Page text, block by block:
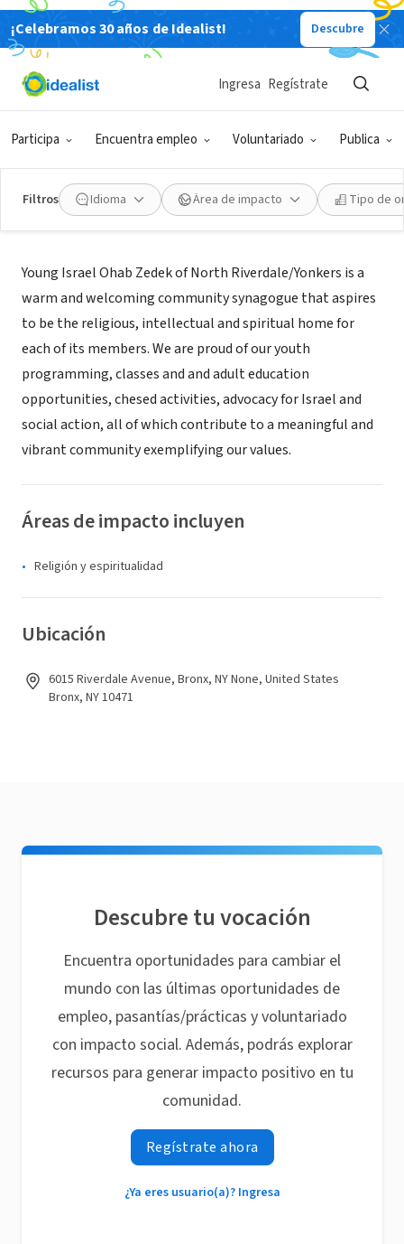
¡Celebramos 30 años de Idealist! Descubre
Participa Encuentra empleo Voluntariado Publica
Ingresa Regístrate
Filtros Idioma Área de impacto Tipo de
ORGANIZACIÓN SIN FIN DE LUCRO
Young Israel Ohab Zedek
Acerca de
Young Israel Ohab Zedek of North Riverdale/Yonkers is a
warm and welcoming community synagogue that aspires
to be the religious, intellectual and spiritual home for
each of its members. We are proud of our youth
programming, classes and and adult education
opportunities, chesed activities, advocacy for Israel and
social action, all of which contribute to a meaningful and
vibrant community exemplifying our values.
Áreas de impacto incluyen
Religión y espiritualidad
Ubicación
6015 Riverdale Avenue, Bronx, NY None, United States
Bronx, NY 10471
Descubre tu vocación
Encuentra oportunidades para cambiar el
mundo con las últimas oportunidades de
empleo, pasantías/prácticas y voluntariado
con impacto social. Además, podrás explorar
recursos para generar impacto positivo en tu
comunidad.
Regístrate ahora
¿Ya eres usuario(a)? Ingresa